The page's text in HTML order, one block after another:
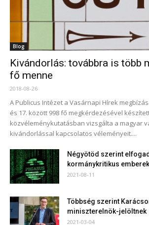
Blog
Kivándorlás: továbbra is több
fő menne
2018-08-26
A Publicus Intézet a Vasárnapi Hírek
és 17. között 998 fő megkérdezésével
közvéleménykutatásban vizsgálta a magyar
kivándorlással kapcsolatos véleményeit....
Négyötöd szerint
kormánykritikus
2021-08-11
Többség szerint
miniszterelnök-jelöltnek
2021-03-04